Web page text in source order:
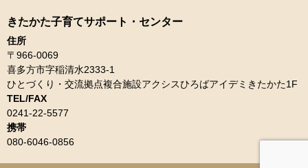
きたかた子育てサポート・センター
住所
〒966-0069
喜多方市字稲清水2333-1
ひとづくり・交流拠点複合施設アクシスひろばアイデミきたかた1F
TEL/FAX
0241-22-5577
携帯
080-6046-0856